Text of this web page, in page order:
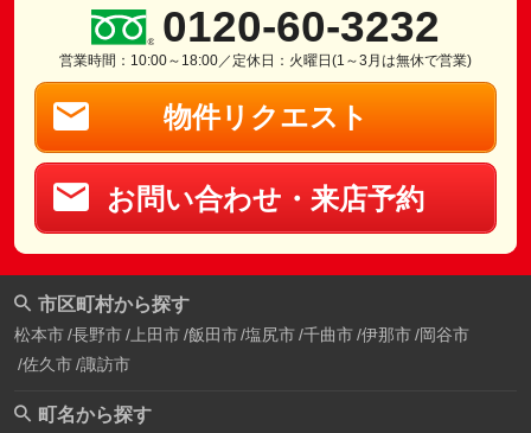
0120-60-3232
営業時間：10:00～18:00／定休日：火曜日(1～3月は無休で営業)
物件リクエスト
お問い合わせ・来店予約
市区町村から探す
松本市 長野市 上田市 飯田市 塩尻市 千曲市 伊那市 岡谷市
佐久市 諏訪市
町名から探す